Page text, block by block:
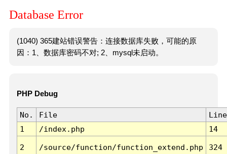
Database Error
(1040) 365建站错误警告：连接数据库失败，可能的原
因：1、数据库密码不对; 2、mysql未启动。
PHP Debug
No. File
Line
1
/index.php 14
2 /source/function/function_extend.php 324